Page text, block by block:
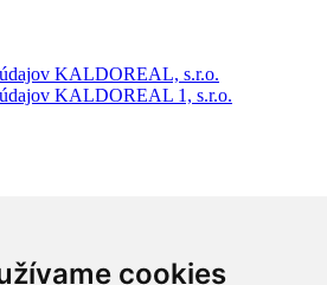
cookies
KALDOREAL, s.r.o.
KALDOREAL 1, s.r.o.